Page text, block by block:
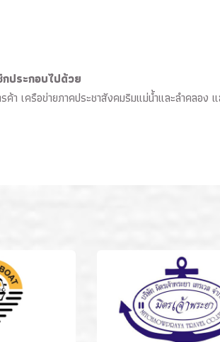
กประกอบไปด้วย
า เครือข่ายภาคประชาสังคมริมแม่น้ำและลำคลอง